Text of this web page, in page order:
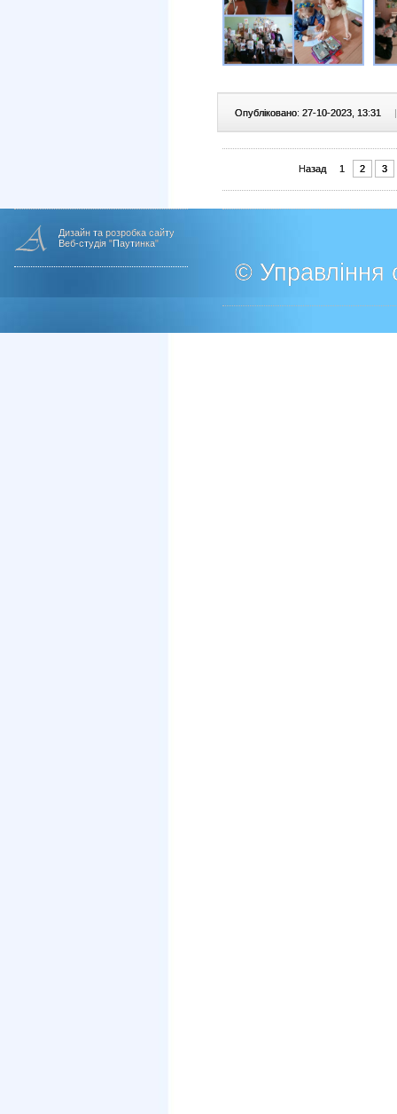
Опубліковано: 27-10-2023, 13:31 |
Назад 1 2 3
Дизайн та розробка сайту
Веб-студія "Паутинка"
© Управління